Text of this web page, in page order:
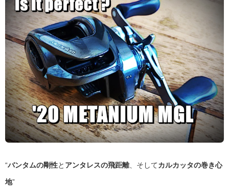
“バンタムの剛性と アンタレスの飛距離、そしてカルカッタの巻き心
地”